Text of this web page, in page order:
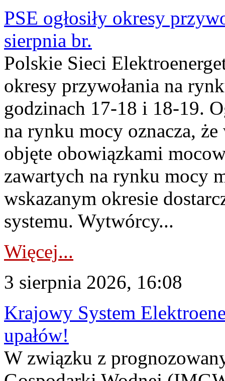
PSE ogłosiły okresy
sierpnia br.
Polskie Sieci
okresy przywołania na
godzinach 17-18 i 18-19.
na rynku mocy oznacza,
objęte obowiązkami
zawartych na rynku mocy
wskazanym okresie
systemu. Wytwórcy...
Więcej...
3 sierpnia 2026, 16:08
Krajowy System
upałów!
W związku z